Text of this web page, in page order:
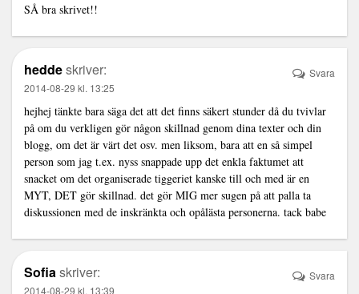
SÅ bra skrivet!!
heddeskriver:
2014-08-29 kl. 13:25
hejhej tänkte bara säga det att det finns säkert stunder då du tvivlar
på om du verkligen gör någon skillnad genom dina texter och din
blogg, om det är värt det osv. men liksom, bara att en så simpel
person som jag t.ex. nyss snappade upp det enkla faktumet att
snacket om det organiserade tiggeriet kanske till och med är en
MYT, DET gör skillnad. det gör MIG mer sugen på att palla ta
diskussionen med de inskränkta och opålästa personerna. tack babe
Svara
Sofiaskriver:
2014-08-29 kl. 13:39
Svara